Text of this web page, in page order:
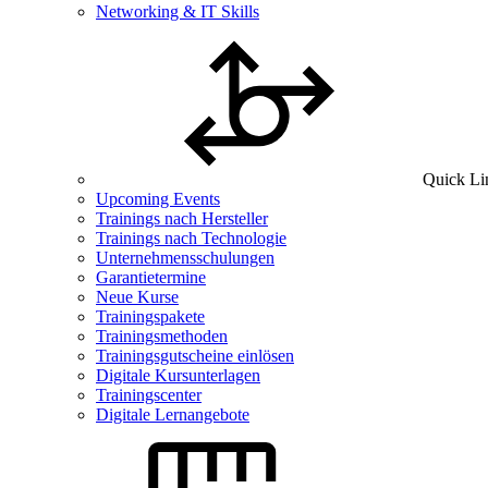
Networking & IT Skills
Quick
Upcoming Events
Trainings nach Hersteller
Trainings nach Technologie
Unternehmensschulungen
Garantietermine
Neue Kurse
Trainingspakete
Trainingsmethoden
Trainingsgutscheine einlösen
Digitale Kursunterlagen
Trainingscenter
Digitale Lernangebote